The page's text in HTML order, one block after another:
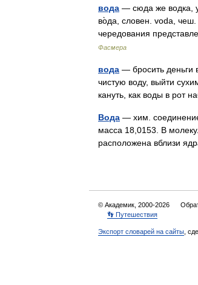
вода — сюда же водка,
во̀да, словен. voda,
чередования
Фасмера
вода — бросить деньги
чистую воду, выйти
кануть, как воды в рот
Вода — хим.
масса 18,0153. В
расположена вблизи
© Академик, 2000-2026
👣 Путешествия
Экспорт словарей на сайты ,